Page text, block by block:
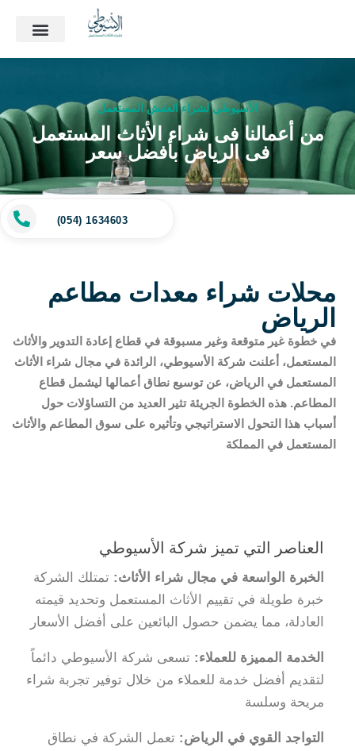
الأسيوطي لشراء العفش المستعمل
من أعمالنا فى شراء الأثاث المستعمل
فى الرياض بأفضل سعر
محلات شراء معدات مطاعم
الرياض
في خطوة غير متوقعة وغير مسبوقة في قطاع إعادة التدوير والأثاث
المستعمل، أعلنت شركة الأسيوطي، الرائدة في مجال شراء الأثاث
المستعمل في الرياض، عن توسيع نطاق أعمالها ليشمل قطاع
المطاعم. هذه الخطوة الجريئة تثير العديد من التساؤلات حول
أسباب هذا التحول الاستراتيجي وتأثيره على سوق المطاعم والأثاث
المستعمل في المملكة
العناصر التي تميز شركة الأسيوطي
الخبرة الواسعة في مجال شراء الأثاث: تمتلك الشركة
خبرة طويلة في تقييم الأثاث المستعمل وتحديد قيمته
العادلة، مما يضمن حصول البائعين على أفضل الأسعار
الخدمة المميزة للعملاء: تسعى شركة الأسيوطي دائماً
لتقديم أفضل خدمة للعملاء من خلال توفير تجربة شراء
مريحة وسلسة
التواجد القوي في الرياض: تعمل الشركة في نطاق
(054) 1634603